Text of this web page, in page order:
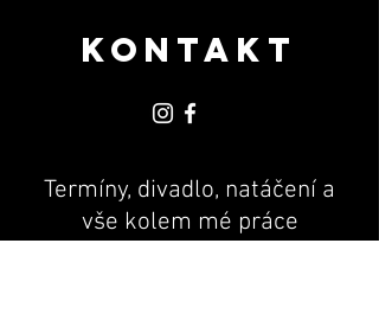
KONTAKT
Termíny, divadlo, natáčení a
vše kolem mé práce